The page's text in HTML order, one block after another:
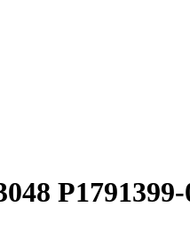
P1791399-